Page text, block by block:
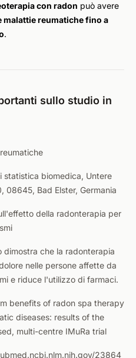
con radon può avere
reumatiche fino a
.
sullo studio in
statistica biomedica, Untere
08645, Bad Elster, Germania
della radonterapia per
dimostra che la radonterapia
nelle persone affette da
e riduce l'utilizzo di farmaci.
benefits of radon spa therapy
diseases: results of the
multi-centre IMuRa trial
23864